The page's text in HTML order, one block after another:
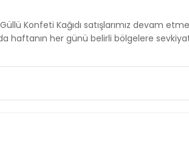
Konfeti Kağıdı satışlarımız devam
her günü belirli bölgelere